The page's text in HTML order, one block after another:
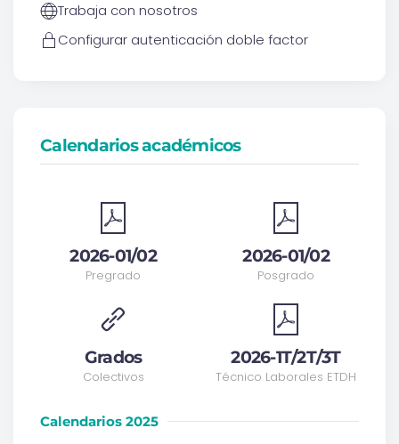
Trabaja con nosotros
Configurar autenticación doble factor
Calendarios académicos
2026-01/02
Pregrado
Grados
Colectivos
2026-01/02
Posgrado
2026-1T/2T/3T
Técnico Laborales ETDH
Calendarios 2025